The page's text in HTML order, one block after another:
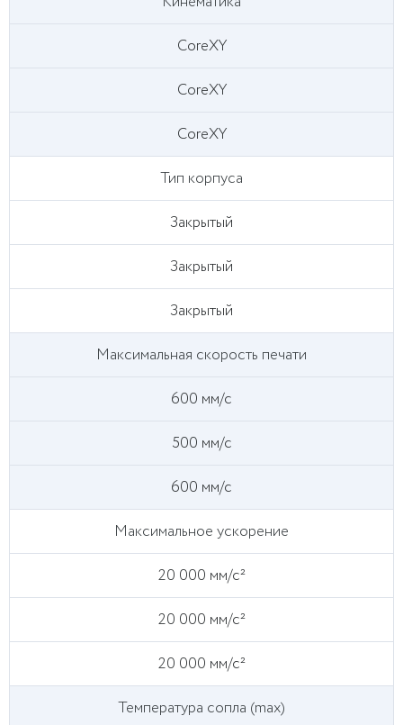
CoreXY
CoreXY
CoreXY
Тип корпуса
Закрытый
Закрытый
Закрытый
Максимальная скорость печати
600 мм/с
500 мм/с
600 мм/с
Максимальное ускорение
20 000 мм/с²
20 000 мм/с²
20 000 мм/с²
Температура сопла (max)